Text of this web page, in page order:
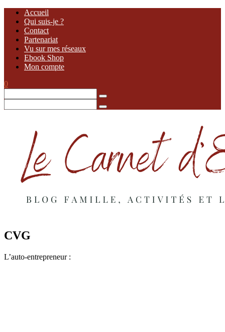
Accueil
Qui suis-je ?
Contact
Partenariat
Vu sur mes réseaux
Ebook Shop
Mon compte
0
CVG
L’auto-entrepreneur :